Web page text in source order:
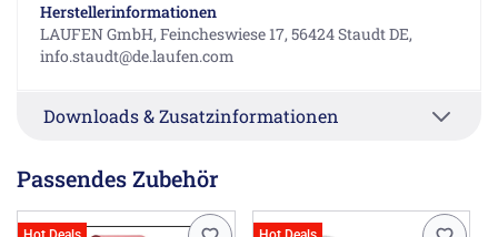
Herstellerinformationen
LAUFEN GmbH, Feincheswiese 17, 56424 Staudt DE,
info.staudt@de.laufen.com
Downloads & Zusatzinformationen
Passendes Zubehör